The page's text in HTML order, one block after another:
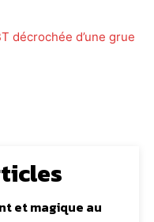
décrochée d’une grue
et magique au